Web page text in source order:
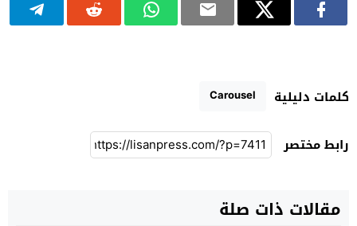
كلمات دليلية Carousel
رابط مختصر
مقالات ذات صلة